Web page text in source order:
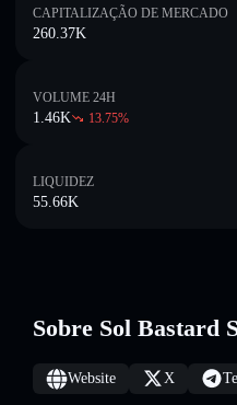
CAPITALIZAÇÃO DE MERCADO
260.37K
VOLUME 24H
1.46K 13.75%
LIQUIDEZ
55.66K
Sobre Sol Bastard
Website X